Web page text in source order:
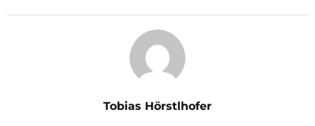
Tobias Hörstlhofer